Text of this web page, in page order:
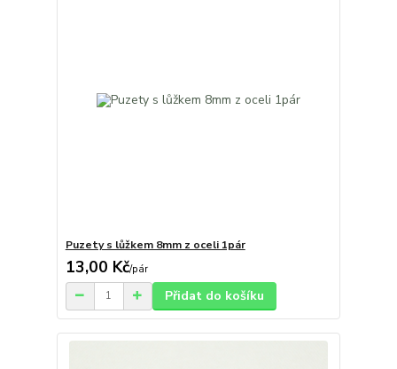
Puzety s lůžkem 8mm z oceli 1pár
13,00 Kč/pár
Přidat do košíku